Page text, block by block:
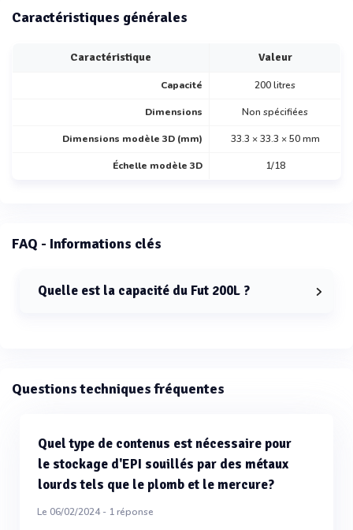
Caractéristiques générales
Caractéristique Valeur
Capacité 200 litres
Dimensions Non spécifiées
Dimensions modèle 3D (mm) 33.3 × 33.3 × 50 mm
Échelle modèle 3D 1/18
FAQ - Informations clés
Quelle est la capacité du Fut 200L ?
Questions techniques fréquentes
Quel type de contenus est nécessaire pour
le stockage d'EPI souillés par des métaux
lourds tels que le plomb et le mercure?
Le 06/02/2024 - 1réponse